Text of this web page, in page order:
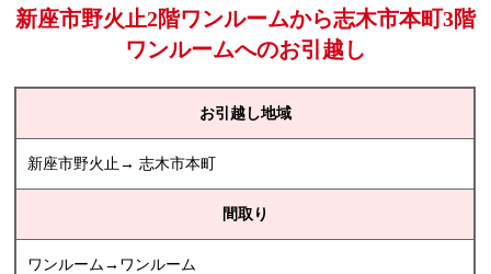
新座市野火止2階ワンルームから志木市本町3階
ワンルームへのお引越し
お引越し地域
新座市野火止→ 志木市本町
間取り
ワンルーム→ワンルーム